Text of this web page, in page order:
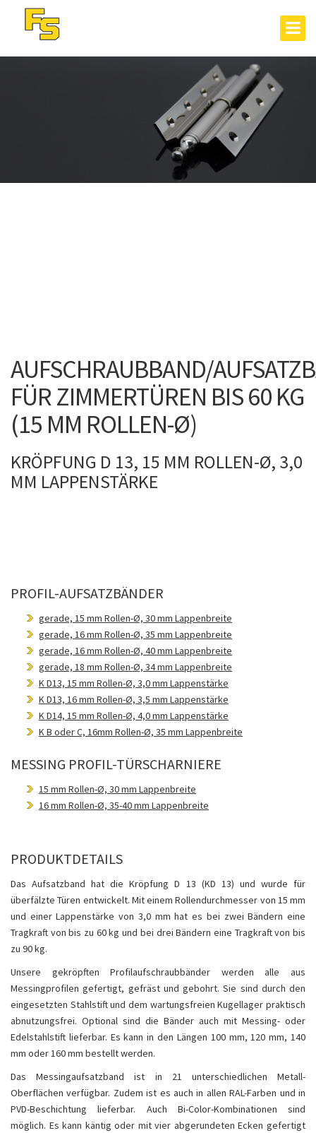
AUFSCHRAUBBAND/
FÜR ZIMMERTÜREN BIS 60 KG
(15 MM ROLLEN-Ø)
KRÖPFUNG D 13, 15 MM ROLLEN-Ø, 3,0
MM LAPPENSTÄRKE
PROFIL-AUFSATZBÄNDER
gerade, 15 mm Rollen-Ø, 30 mm Lappenbreite
gerade, 16 mm Rollen-Ø, 35 mm Lappenbreite
gerade, 16 mm Rollen-Ø, 40 mm Lappenbreite
gerade, 18 mm Rollen-Ø, 34 mm Lappenbreite
K D13, 15 mm Rollen-Ø, 3,0 mm Lappenstärke
K D13, 16 mm Rollen-Ø, 3,5 mm Lappenstärke
K D14, 15 mm Rollen-Ø, 4,0 mm Lappenstärke
K B oder C, 16mm Rollen-Ø, 35 mm Lappenbreite
MESSING PROFIL-TÜRSCHARNIERE
15 mm Rollen-Ø, 30 mm Lappenbreite
16 mm Rollen-Ø, 35-40 mm Lappenbreite
PRODUKTDETAILS
Das Aufsatzband hat die Kröpfung D 13 (KD 13) und wurde für
überfälzte Türen entwickelt. Mit einem Rollendurchmesser von 15 mm
und einer Lappenstärke von 3,0 mm hat es bei zwei Bändern eine
Tragkraft von bis zu 60 kg und bei drei Bändern eine Tragkraft von bis
zu 90 kg.
Unsere gekröpften Profilaufschraubbänder werden alle aus
Messingprofilen gefertigt, gefräst und gebohrt. Sie sind durch den
eingesetzten Stahlstift und dem wartungsfreien Kugellager praktisch
abnutzungsfrei. Optional sind die Bänder auch mit Messing- oder
Edelstahlstift lieferbar. Es kann in den Längen 100 mm, 120 mm, 140
mm oder 160 mm bestellt werden.
Das Messingaufsatzband ist in 21 unterschiedlichen Metall-
Oberflächen verfügbar. Zudem ist es auch in allen RAL-Farben und in
PVD-Beschichtung lieferbar. Auch Bi-Color-Kombinationen sind
möglich. Es kann käntig oder mit vier abgerundeten Ecken gefertigt